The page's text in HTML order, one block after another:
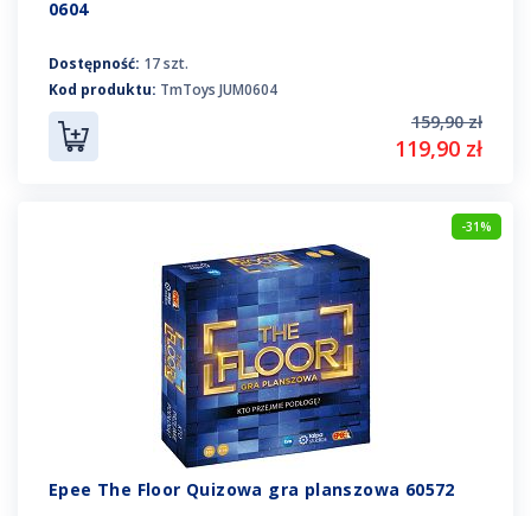
0604
Dostępność: 17 szt.
Kod produktu: TmToys JUM0604
159,90 zł
119,90 zł
-31%
Epee The Floor Quizowa gra planszowa 60572